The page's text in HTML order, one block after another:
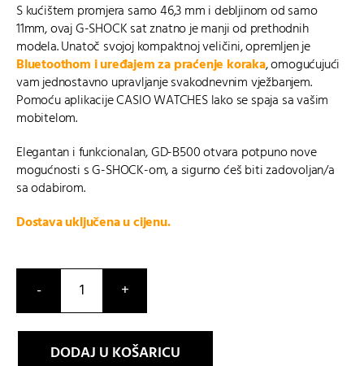
S kućištem promjera samo 46,3 mm i debljinom od samo
11mm, ovaj G-SHOCK sat znatno je manji od prethodnih
modela. Unatoč svojoj kompaktnoj veličini, opremljen je
Bluetoothom i uređajem za praćenje koraka, omogućujući
vam jednostavno upravljanje svakodnevnim vježbanjem.
Pomoću aplikacijeCASIO WATCHESlako se spaja sa vašim
mobitelom.
Elegantan i funkcionalan, GD-B500 otvara potpuno nove
mogućnosti s G-SHOCK-om, a sigurno ćeš biti zadovoljan/a
sa odabirom.
Dostava uključena u cijenu.
GD-
B500-
7ER
količina
DODAJ U KOŠARICU